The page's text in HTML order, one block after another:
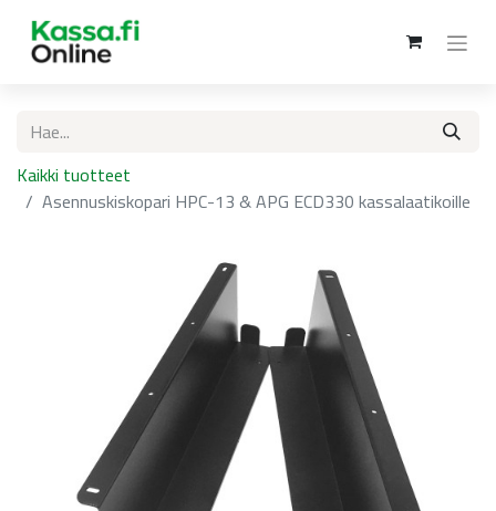
Kaikki tuotteet
Asennuskiskopari HPC-13 & APG ECD330 kassalaatikoille